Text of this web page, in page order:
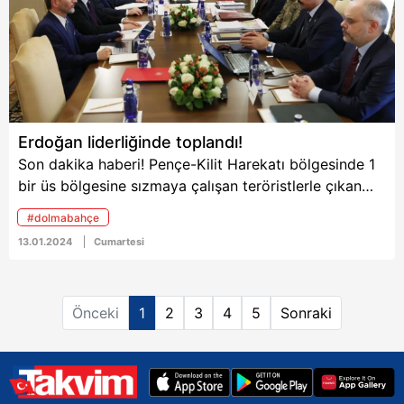
6698 sayılı Kişisel Verilerin Korunması Kanunu uyarınca
hazırlanmış Aydınlatma Metnimizi okumak ve sitemizde
ilgili mevzuata uygun olarak kullanılan çerezlerle ilgili bilgi
almak için lütfentıklayınız.
Erdoğan liderliğinde toplandı!
Son dakika haberi! Pençe-Kilit Harekatı bölgesinde 1
bir üs bölgesine sızmaya çalışan teröristlerle çıkan
çatışmada 9 askerimiz şehit oldu. Şehitlerimizin
haberinin ardından Başkan Recep Tayyip Erdoğan,
Dolmabahçe Çalışma Ofisinde güvenlik zirvesini
saldırılara ilişkin birçok konunun masaya yatırıldı.
Başkan Erdoğan liderliğindeki zirve sona erdi.
olursa olsun güney sınırları boyunca bir "teröristan"
#dolmabahçe
13.01.2024 Cumartesi
Önceki 1 2 3 4 5 Sonraki